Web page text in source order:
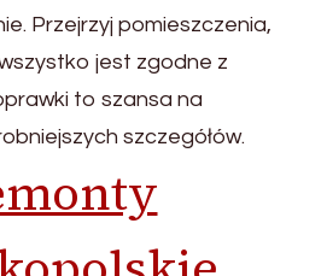
Przejrzyj pomieszczenia,
jest zgodne z
to szansa na
szczegółów.